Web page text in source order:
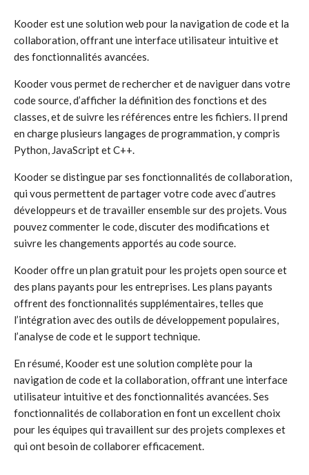
Kooder est une solution web pour la navigation de code et la
collaboration, offrant une interface utilisateur intuitive et
des fonctionnalités avancées.
Kooder vous permet de rechercher et de naviguer dans votre
code source, d’afficher la définition des fonctions et des
classes, et de suivre les références entre les fichiers. Il prend
en charge plusieurs langages de programmation, y compris
Python, JavaScript et C++.
Kooder se distingue par ses fonctionnalités de collaboration,
qui vous permettent de partager votre code avec d’autres
développeurs et de travailler ensemble sur des projets. Vous
pouvez commenter le code, discuter des modifications et
suivre les changements apportés au code source.
Kooder offre un plan gratuit pour les projets open source et
des plans payants pour les entreprises. Les plans payants
offrent des fonctionnalités supplémentaires, telles que
l’intégration avec des outils de développement populaires,
l’analyse de code et le support technique.
En résumé, Kooder est une solution complète pour la
navigation de code et la collaboration, offrant une interface
utilisateur intuitive et des fonctionnalités avancées. Ses
fonctionnalités de collaboration en font un excellent choix
pour les équipes qui travaillent sur des projets complexes et
qui ont besoin de collaborer efficacement.